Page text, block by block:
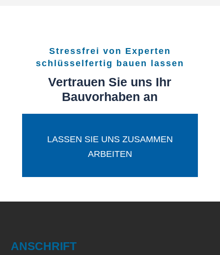
Stressfrei von Experten
schlüsselfertig bauen lassen
Vertrauen Sie uns Ihr
Bauvorhaben an
LASSEN SIE UNS ZUSAMMEN
ARBEITEN
ANSCHRIFT